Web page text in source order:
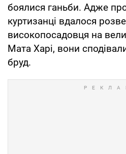
боялися ганьби. Адже
куртизанці вдалося
високопосадовця на
Мата Харі, вони
бруд.